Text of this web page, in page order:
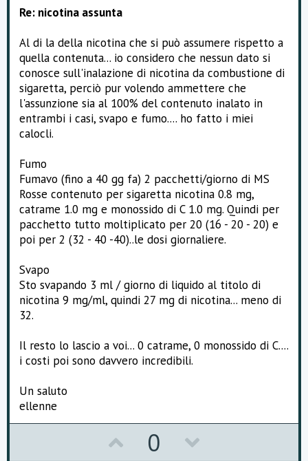
Re: nicotina assunta
Al di la della nicotina che si può assumere rispetto a
quella contenuta... io considero che nessun dato si
conosce sull'inalazione di nicotina da combustione di
sigaretta, perciò pur volendo ammettere che
l'assunzione sia al 100% del contenuto inalato in
entrambi i casi, svapo e fumo.... ho fatto i miei
calocli.
Fumo
Fumavo (fino a 40 gg fa) 2 pacchetti/giorno di MS
Rosse contenuto per sigaretta nicotina 0.8 mg,
catrame 1.0 mg e monossido di C 1.0 mg. Quindi per
pacchetto tutto moltiplicato per 20 (16 - 20 - 20) e
poi per 2 (32 - 40 -40)..le dosi giornaliere.
Svapo
Sto svapando 3 ml / giorno di liquido al titolo di
nicotina 9 mg/ml, quindi 27 mg di nicotina... meno di
32.
Il resto lo lascio a voi... 0 catrame, 0 monossido di C....
i costi poi sono davvero incredibili.
Un saluto
ellenne
0